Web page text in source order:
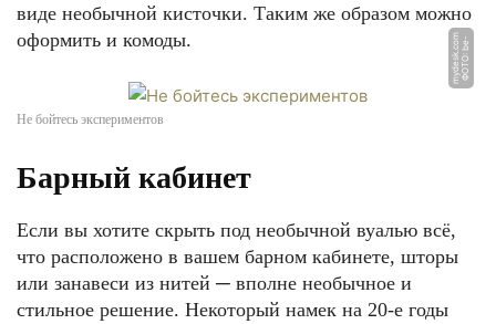
виде необычной кисточки. Таким же образом можно
оформить и комоды.
Ф
О
Т
О:
b
e
-
m
y
d
e
s
k.
c
o
m
Не бойтесь экспериментов
Барный кабинет
Если вы хотите скрыть под необычной вуалью всё,
что расположено в вашем барном кабинете, шторы
или занавеси из нитей ─ вполне необычное и
стильное решение. Некоторый намек на 20-е годы